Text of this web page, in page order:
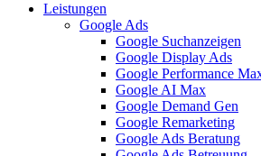
Leistungen
Google Ads
Google Suchanzeigen
Google Display Ads
Google Performance
Google AI Max
Google Demand Gen
Google Remarketing
Google Ads Beratung